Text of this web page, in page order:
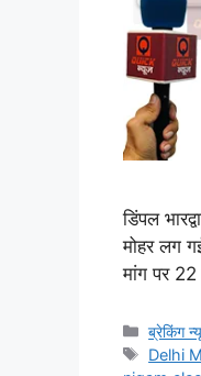
डिंपल
मोहर लग
मांग पर
ब्रेकिंग
Delhi